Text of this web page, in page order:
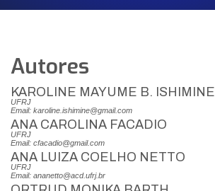
Autores
KAROLINE MAYUME B. ISHIMINE
UFRJ
Email: karoline.ishimine@gmail.com
ANA CAROLINA FACADIO
UFRJ
Email: cfacadio@gmail.com
ANA LUIZA COELHO NETTO
UFRJ
Email: ananetto@acd.ufrj.br